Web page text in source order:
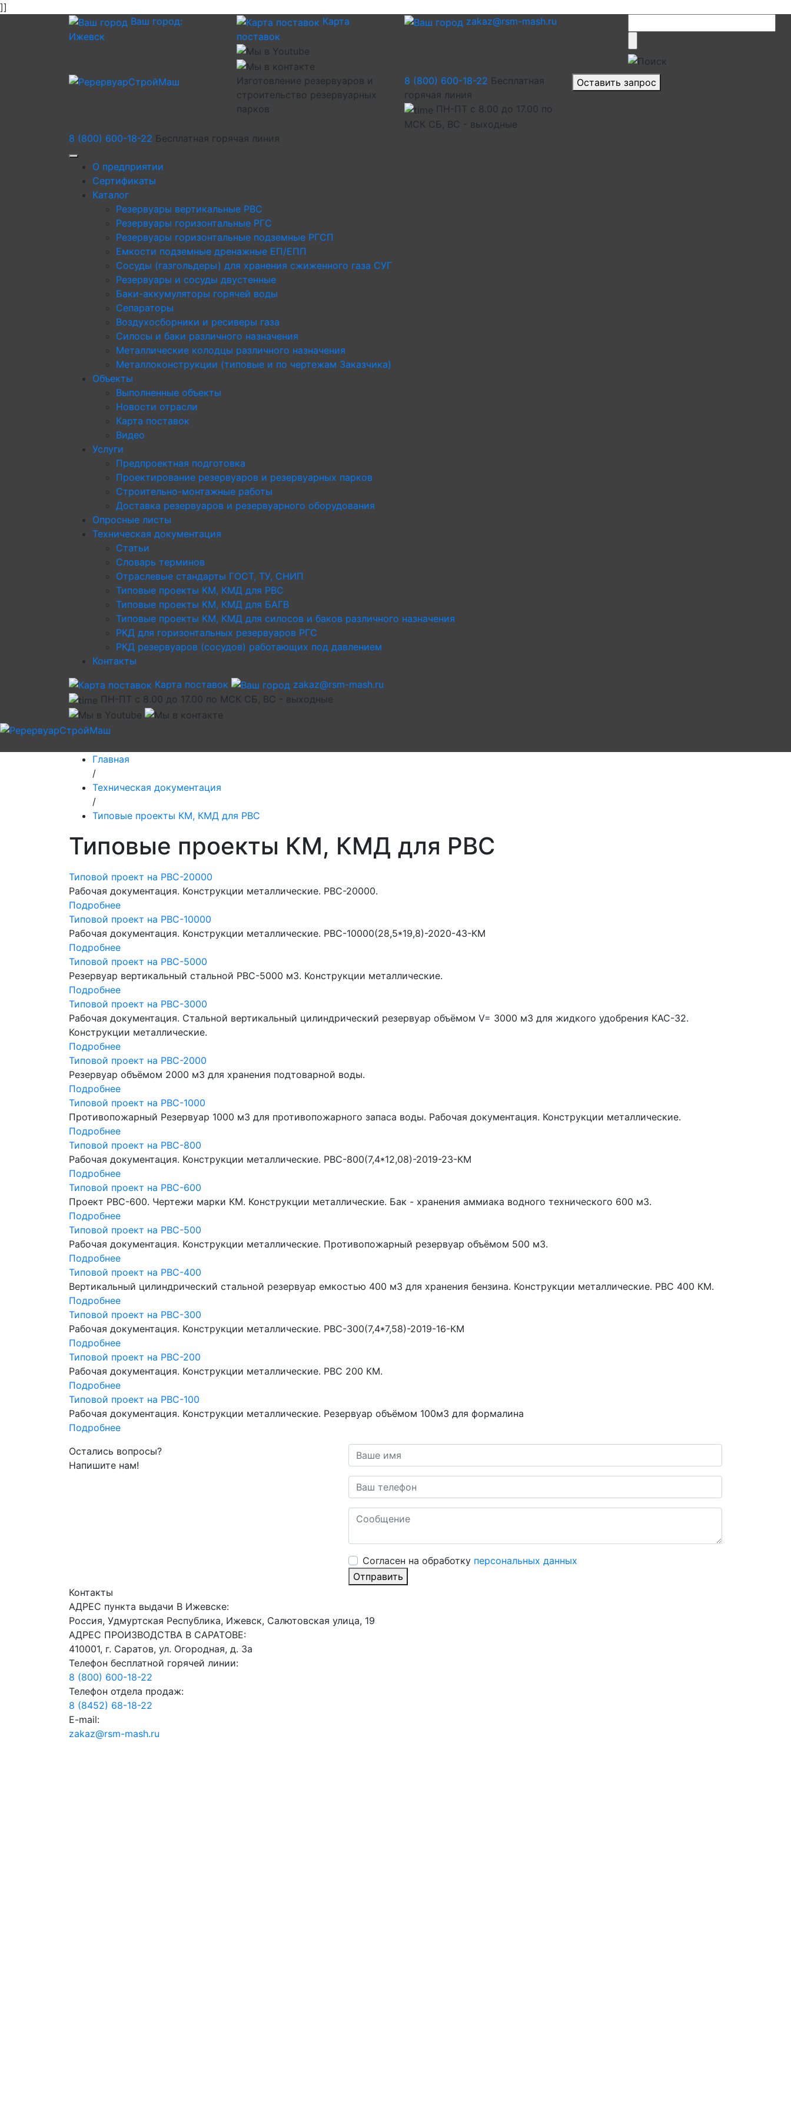
]]
Ваш город:
Ижевск
Карта
поставок
zakaz@rsm-mash.ru
Изготовление резервуаров и
строительство резервуарных
парков
8 (800) 600-18-22 Бесплатная
горячая линия
ПН-ПТ с 8.00 до 17.00 по
МСК СБ, ВС - выходные
Оставить запрос
8 (800) 600-18-22 Бесплатная горячая линия
О предприятии
Сертификаты
Каталог
Резервуары вертикальные РВС
Резервуары горизонтальные РГС
Резервуары горизонтальные подземные РГСП
Емкости подземные дренажные ЕП/ЕПП
Сосуды (газгольдеры) для хранения сжиженного газа СУГ
Резервуары и сосуды двустенные
Баки-аккумуляторы горячей воды
Сепараторы
Воздухосборники и ресиверы газа
Силосы и баки различного назначения
Металлические колодцы различного назначения
Металлоконструкции (типовые и по чертежам Заказчика)
Объекты
Выполненные объекты
Новости отрасли
Карта поставок
Видео
Услуги
Предпроектная подготовка
Проектирование резервуаров и резервуарных парков
Строительно-монтажные работы
Доставка резервуаров и резервуарного оборудования
Опросные листы
Техническая документация
Статьи
Словарь терминов
Отраслевые стандарты ГОСТ, ТУ, СНИП
Типовые проекты КМ, КМД для РВС
Типовые проекты КМ, КМД для БАГВ
Типовые проекты КМ, КМД для силосов и баков различного назначения
РКД для горизонтальных резервуаров РГС
РКД резервуаров (сосудов) работающих под давлением
Контакты
Карта поставок
zakaz@rsm-mash.ru
ПН-ПТ с 8.00 до 17.00 по МСК СБ, ВС - выходные
Главная
/
Техническая документация
/
Типовые проекты КМ, КМД для РВС
Типовые проекты КМ, КМД для РВС
Типовой проект на РВС-20000
Рабочая документация. Конструкции металлические. РВС-20000.
Подробнее
Типовой проект на РВС-10000
Рабочая документация. Конструкции металлические. РВС-10000(28,5*19,8)-2020-43-КМ
Подробнее
Типовой проект на РВС-5000
Резервуар вертикальный стальной РВС-5000 м3. Конструкции металлические.
Подробнее
Типовой проект на РВС-3000
Рабочая документация. Стальной вертикальный цилиндрический резервуар объёмом V= 3000 м3 для жидкого удобрения КАС-32.
Конструкции металлические.
Подробнее
Типовой проект на РВС-2000
Резервуар объёмом 2000 м3 для хранения подтоварной воды.
Подробнее
Типовой проект на РВС-1000
Противопожарный Резервуар 1000 м3 для противопожарного запаса воды. Рабочая документация. Конструкции металлические.
Подробнее
Типовой проект на РВС-800
Рабочая документация. Конструкции металлические. РВС-800(7,4*12,08)-2019-23-КМ
Подробнее
Типовой проект на РВС-600
Проект РВС-600. Чертежи марки КМ. Конструкции металлические. Бак - хранения аммиака водного технического 600 м3.
Подробнее
Типовой проект на РВС-500
Рабочая документация. Конструкции металлические. Противопожарный резервуар объёмом 500 м3.
Подробнее
Типовой проект на РВС-400
Вертикальный цилиндрический стальной резервуар емкостью 400 м3 для хранения бензина. Конструкции металлические. РВС 400 КМ.
Подробнее
Типовой проект на РВС-300
Рабочая документация. Конструкции металлические. РВС-300(7,4*7,58)-2019-16-КМ
Подробнее
Типовой проект на РВС-200
Рабочая документация. Конструкции металлические. РВС 200 КМ.
Подробнее
Типовой проект на РВС-100
Рабочая документация. Конструкции металлические. Резервуар объёмом 100м3 для формалина
Подробнее
Остались вопросы?
Напишите нам!
Cогласен на обработку персональных данных
Отправить
Контакты
АДРЕС пункта выдачи В Ижевске:
Россия, Удмуртская Республика, Ижевск, Салютовская улица, 19
АДРЕС ПРОИЗВОДСТВА В САРАТОВЕ:
410001, г. Саратов, ул. Огородная, д. 3а
Телефон бесплатной горячей линии:
8 (800) 600-18-22
Телефон отдела продаж:
8 (8452) 68-18-22
E-mail:
zakaz@rsm-mash.ru